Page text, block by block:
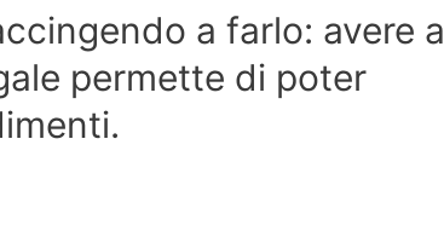
a farlo: avere a
permette di poter